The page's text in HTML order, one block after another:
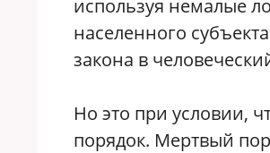
используя немалые
населенного
закона в
Но это при условии,
порядок. Мертвый